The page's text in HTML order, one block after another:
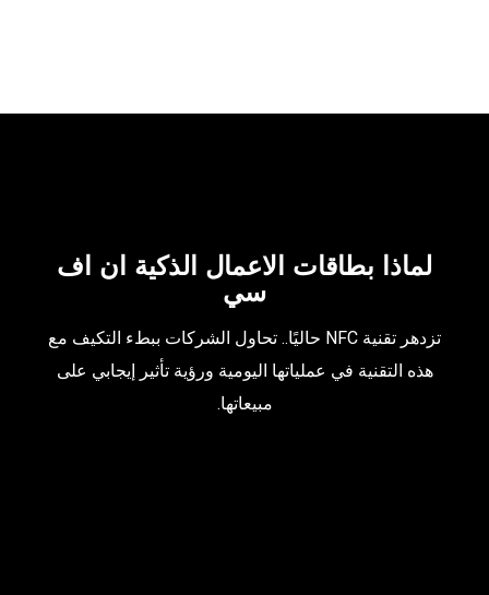
لماذا بطاقات الاعمال الذكية ان اف
سي
تزدهر تقنية NFC حاليًا.. تحاول الشركات ببطء التكيف مع
هذه التقنية في عملياتها اليومية ورؤية تأثير إيجابي على
مبيعاتها.